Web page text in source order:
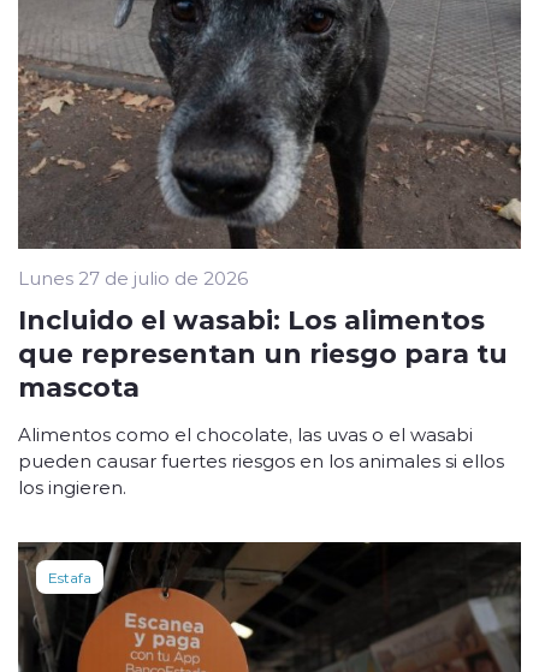
Lunes 27 de julio de 2026
Incluido el wasabi: Los alimentos
que representan un riesgo para tu
mascota
Alimentos como el chocolate, las uvas o el wasabi
pueden causar fuertes riesgos en los animales si ellos
los ingieren.
Estafa